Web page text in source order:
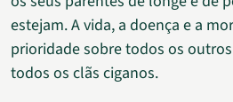
estejam. A vida, a doença e a
prioridade sobre todos os
todos os clãs ciganos.